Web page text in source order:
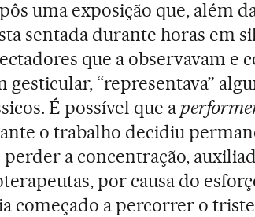
uma exposição que, além
sentada durante horas em
que a observavam e
gesticular, “representava”
É possível que a
o trabalho decidiu
perder a concentração,
por causa do
começado a percorrer o